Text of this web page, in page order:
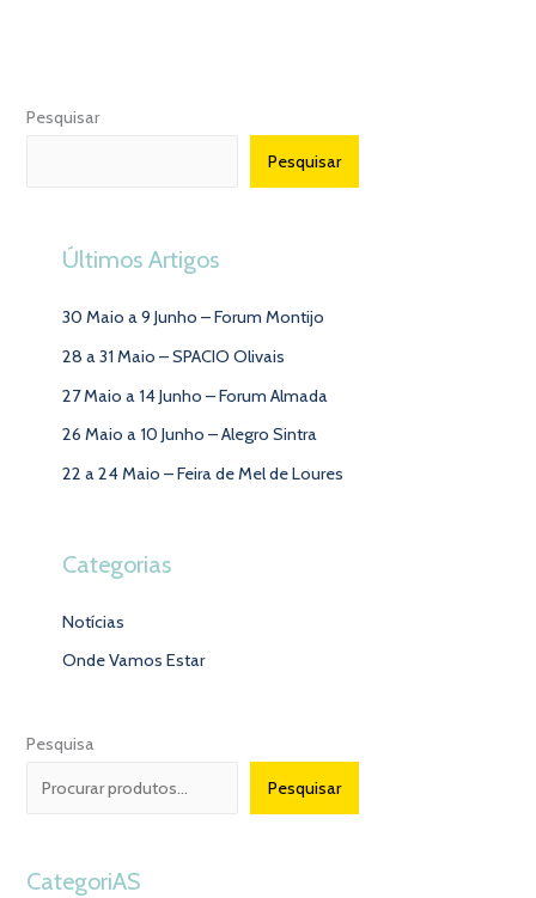
Pesquisar
Pesquisar
Últimos Artigos
30 Maio a 9 Junho – Forum Montijo
28 a 31 Maio – SPACIO Olivais
27 Maio a 14 Junho – Forum Almada
26 Maio a 10 Junho – Alegro Sintra
22 a 24 Maio – Feira de Mel de Loures
Categorias
Notícias
Onde Vamos Estar
Pesquisa
Pesquisar
CategoriAS